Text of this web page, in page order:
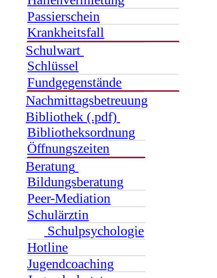
Passierschein
Krankheitsfall
Schulwart
Schlüssel
Fundgegenstände
Nachmittagsbetreuung
Bibliothek (.pdf)
Bibliotheksordnung
Öffnungszeiten
Beratung
Bildungsberatung
Peer-Mediation
Schulärztin
Schulpsychologie
Hotline
Jugendcoaching